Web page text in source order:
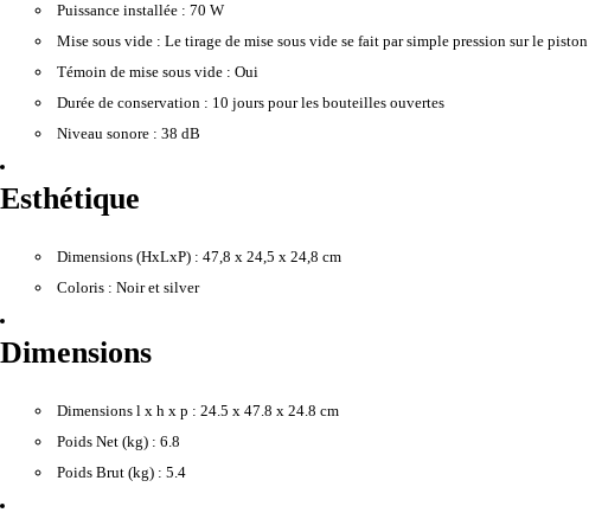
Puissance installée : 70 W
Mise sous vide : Le tirage de mise sous vide se fait par simple pression sur le piston
Témoin de mise sous vide : Oui
Durée de conservation : 10 jours pour les bouteilles ouvertes
Niveau sonore : 38 dB
Esthétique
Dimensions (HxLxP) : 47,8 x 24,5 x 24,8 cm
Coloris : Noir et silver
Dimensions
Dimensions l x h x p : 24.5 x 47.8 x 24.8 cm
Poids Net (kg) : 6.8
Poids Brut (kg) : 5.4